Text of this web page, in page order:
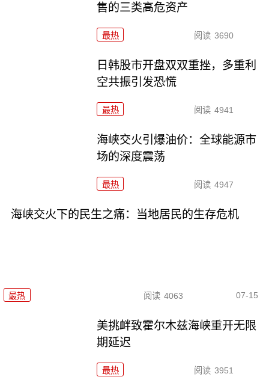
售的三类高危资产
最热 阅读 3690
日韩股市开盘双双重挫，多重利
空共振引发恐慌
最热 阅读 4941
海峡交火引爆油价：全球能源市
场的深度震荡
最热 阅读 4947
海峡交火下的民生之痛：当地居民的生存危机
最热 阅读 4063 07-15
美挑衅致霍尔木兹海峡重开无限
期延迟
最热 阅读 3951